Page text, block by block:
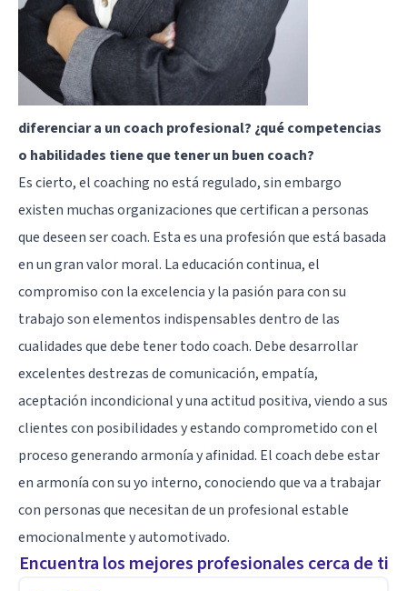
diferenciar a un coach profesional? ¿qué competencias
o habilidades tiene que tener un buen coach?
Es cierto, el coaching no está regulado, sin embargo
existen muchas organizaciones que certifican a personas
que deseen ser coach. Esta es una profesión que está basada
en un gran valor moral. La educación continua, el
compromiso con la excelencia y la pasión para con su
trabajo son elementos indispensables dentro de las
cualidades que debe tener todo coach. Debe desarrollar
excelentes destrezas de comunicación, empatía,
aceptación incondicional y una actitud positiva, viendo a sus
clientes con posibilidades y estando comprometido con el
proceso generando armonía y afinidad. El coach debe estar
en armonía con su yo interno, conociendo que va a trabajar
con personas que necesitan de un profesional estable
emocionalmente y automotivado.
Encuentra los mejores profesionales cerca de ti